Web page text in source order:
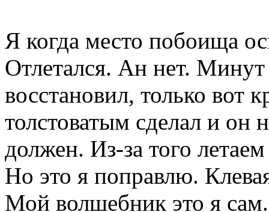
Я когда место побоища
Отлетался. Ан нет. Минут
восстановил, только вот
толстоватым сделал и он
должен. Из-за того
Но это я поправлю.
Мой волшебник это я